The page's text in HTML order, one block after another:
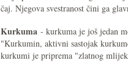
čaj. Njegova svestranost čini ga
Kurkuma - kurkuma je još jedan
"Kurkumin, aktivni sastojak
kurkumi je priprema "zlatnog